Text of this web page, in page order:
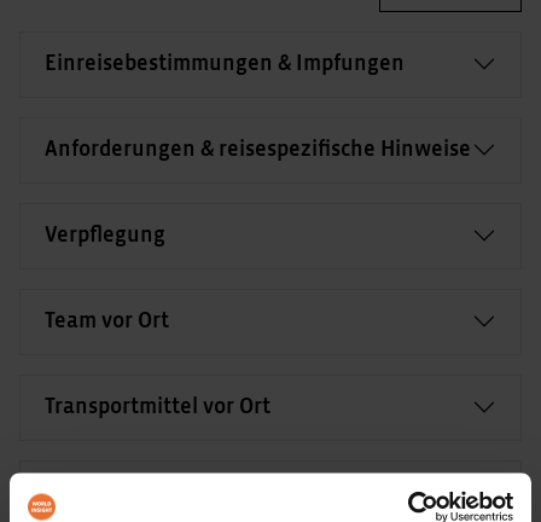
Einreisebestimmungen & Impfungen
Anforderungen & reisespezifische Hinweise
Verpflegung
Team vor Ort
Transportmittel vor Ort
Fluginformationen